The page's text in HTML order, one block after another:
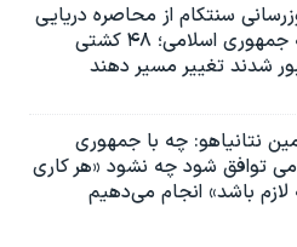
سنتکام از محاصره دریایی
علیه جمهوری اسلامی؛ ۴۸ کشتی
شدند تغییر مسیر دهند
نتانیاهو: چه با جمهوری
توافق شود چه نشود «هر کاری
لازم باشد» انجام می‌دهیم